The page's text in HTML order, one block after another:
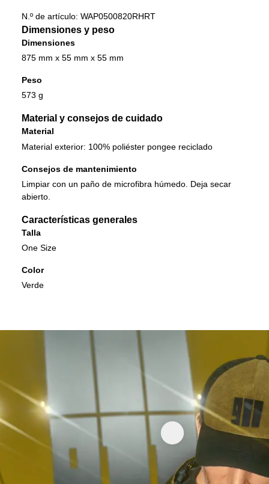
N.º de artículo: WAP0500820RHRT
Dimensiones y peso
Dimensiones
875 mm x 55 mm x 55 mm
Peso
573 g
Material y consejos de cuidado
Material
Material exterior: 100% poliéster pongee reciclado
Consejos de mantenimiento
Limpiar con un paño de microfibra húmedo. Deja secar
abierto.
Características generales
Talla
One Size
Color
Verde